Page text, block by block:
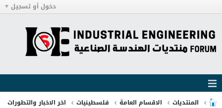
دخول أو تسجيل
المنتديات الاقسام العامة فلسطينيات اخر الاخبار والتطورات